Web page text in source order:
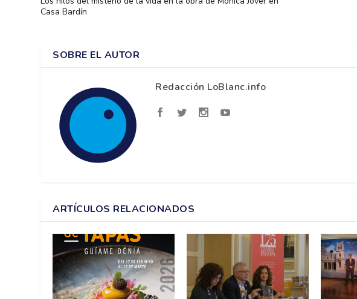
Casa Bardín
SOBRE EL AUTOR
Redacción LoBlanc.info
ARTÍCULOS RELACIONADOS